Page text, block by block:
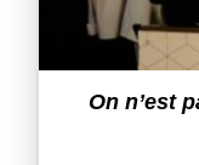
On n’est